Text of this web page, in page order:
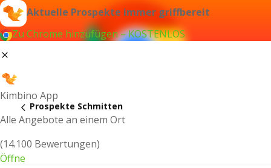
Aktuelle Prospekte immer griffbereit
Zu Chrome hinzufügen – KOSTENLOS
Kimbino App
Alle Angebote an einem Ort
(14.100 Bewertungen)
Öffne
Prospekte Schmitten